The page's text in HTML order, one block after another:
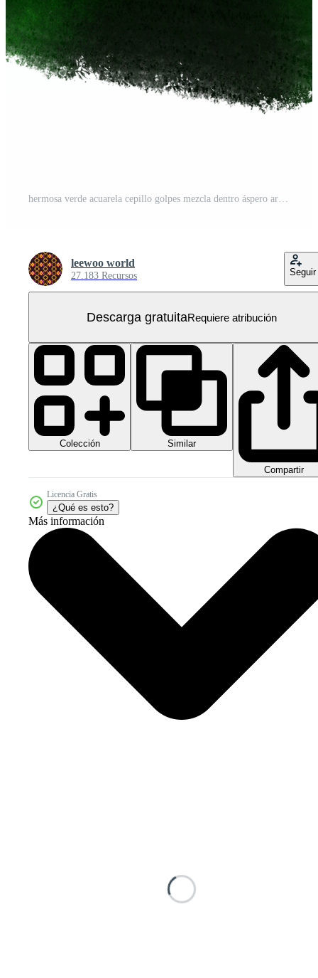
hermosa verde acuarela cepillo golpes mezcla dentro áspero arenoso grunge inspirado marcas PNG Gratis
leewoo world
27.183 Recursos Seguir
Descarga gratuitaRequiere atribución
Colección Similar
Compartir
Licencia Gratis
¿Qué es esto?
Más información